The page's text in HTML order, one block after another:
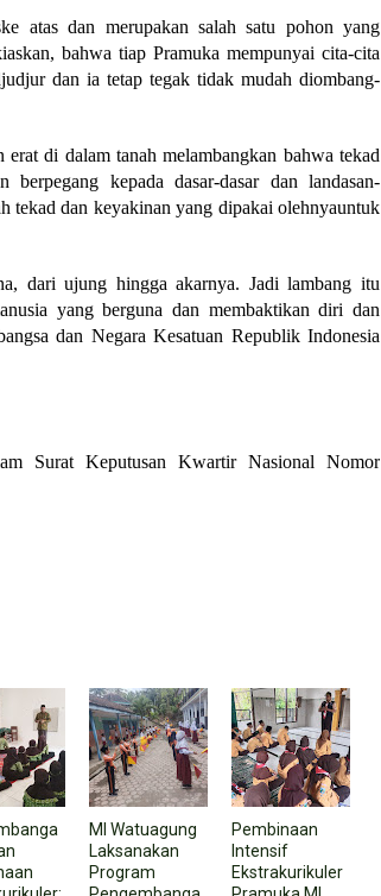
atas dan merupakan salah satu pohon yang
bahwa tiap Pramuka mempunyai cita-cita
dan ia tetap tegak tidak mudah diombang-
di dalam tanah melambangkan bahwa tekad
kepada dasar-dasar dan landasan-
tekad dan keyakinan yang dipakai olehnyauntuk
dari ujung hingga akarnya. Jadi lambang itu
yang berguna dan membaktikan diri dan
dan Negara Kesatuan Republik Indonesia
Surat Keputusan Kwartir Nasional Nomor
MI Watuagung
Laksanakan
Program
Pembinaan
Intensif
Ekstrakurikuler